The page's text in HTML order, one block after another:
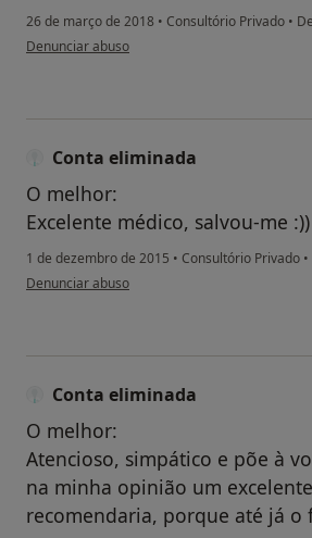
26 de março de 2018 • Consultório Privado •
na opinião do utilizador
Denunciar abuso
Conta eliminada
O melhor:
Excelente médico, salvou-me :))
1 de dezembro de 2015 • Consultório Privado •
na opinião do utilizador Conta eliminada
Denunciar abuso
Conta eliminada
O melhor:
Atencioso, simpático e põe à
na minha opinião um
recomendaria, porque até já o